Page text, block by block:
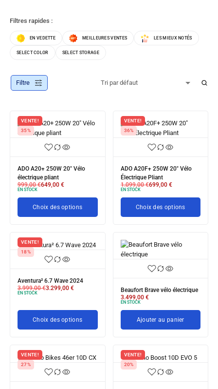
Filtres rapides :
EN VEDETTE MEILLEURES VENTES LES MIEUX NOTÉS
SELECT COLOR SELECT STORAGE
Filtre
VENTE!
35%
ADO A20+ 250W 20" Vélo
électrique pliant
999,00€649,00 €
EN STOCK
Choix des options
VENTE!
36%
ADO A20F+ 250W 20" Vélo
Électrique Pliant
1.099,00€699,00 €
EN STOCK
Choix des options
VENTE!
18%
Aventura² 6.7 Wave 2024
3.999,00€3.299,00 €
EN STOCK
Choix des options
Beaufort Brave vélo électrique
3.499,00 €
EN STOCK
Ajouter au panier
VENTE!
27%
VENTE!
20%